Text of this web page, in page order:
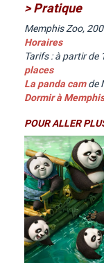
> Pratique
Memphis Zoo,
Horaires
Tarifs : à partir de
places
La panda camde
Dormir à Memphis
POUR ALLER